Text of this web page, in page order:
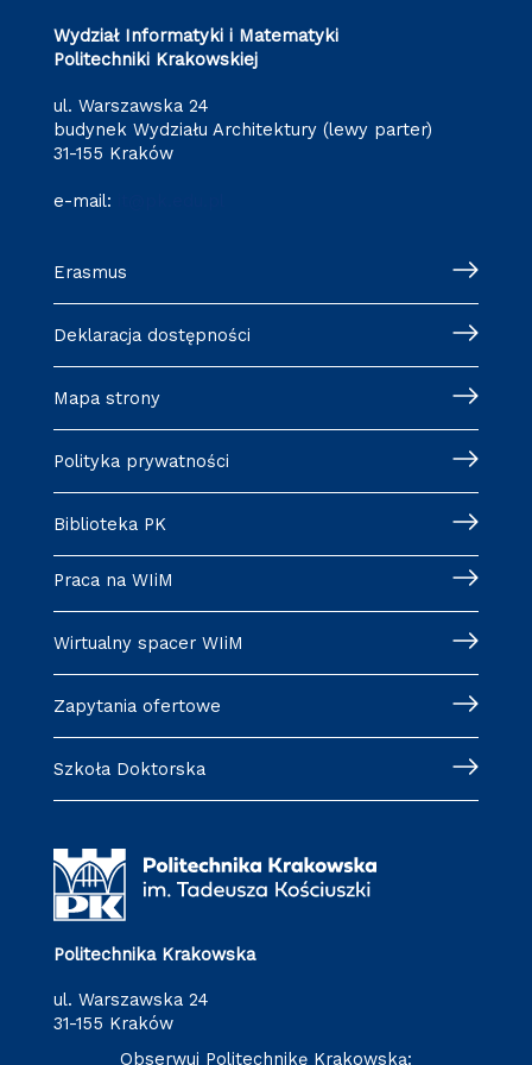
Wydział Informatyki i Matematyki
Politechniki Krakowskiej
ul. Warszawska 24
budynek Wydziału Architektury (lewy parter)
31-155 Kraków
e-mail:
Erasmus
Deklaracja dostępności
Mapa strony
Polityka prywatności
Biblioteka PK
Praca na WIiM
Wirtualny spacer WIiM
Zapytania ofertowe
Szkoła Doktorska
Politechnika Krakowska
ul. Warszawska 24
31-155 Kraków
Obserwuj Politechnikę Krakowską: